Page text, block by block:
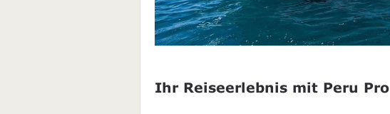
Ihr Reiseerlebnis mit Peru Pro